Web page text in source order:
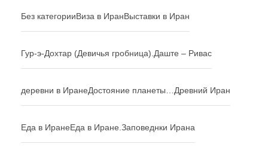
Без категорииВиза в ИранВыставки в Иран
Гур-э-Дохтар (Девичья гробница).Даште – Ривас
деревни в ИранеДостояние планеты…Древний Иран
Еда в ИранеЕда в Иране.Заповеднки Ирана